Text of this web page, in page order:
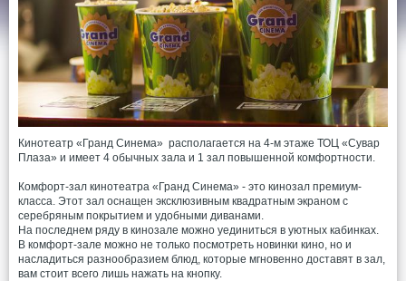
Кинотеатр «Гранд Синема» располагается на 4-м этаже ТОЦ «Сувар
Плаза» и имеет 4 обычных зала и 1 зал повышенной комфортности.
Комфорт-зал кинотеатра «Гранд Синема» - это кинозал премиум-
класса. Этот зал оснащен эксклюзивным квадратным экраном с
серебряным покрытием и удобными диванами.
На последнем ряду в кинозале можно уединиться в уютных кабинках.
В комфорт-зале можно не только посмотреть новинки кино, но и
насладиться разнообразием блюд, которые мгновенно доставят в зал,
вам стоит всего лишь нажать на кнопку.